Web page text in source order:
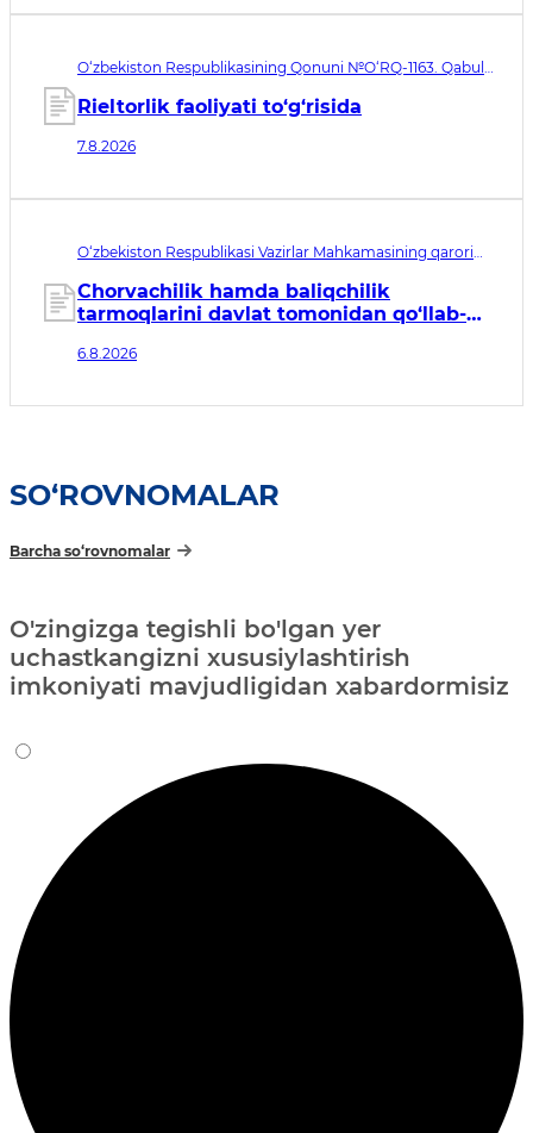
O‘zbekiston Respublikasining Qonuni №O‘RQ-1163. Qabul
Rieltorlik faoliyati to‘g‘risida
7.8.2026
O‘zbekiston Respublikasi Vazirlar Mahkamasining qarori
sanasi 07.08.2026
Chorvachilik hamda baliqchilik
tarmoqlarini davlat tomonidan qo‘llab-
tadbirlari to‘g‘risida
6.8.2026
SO‘ROVNOMALAR
Barcha so‘rovnomalar
O'zingizga tegishli bo'lgan yer
uchastkangizni xususiylashtirish
imkoniyati mavjudligidan xabardormisiz